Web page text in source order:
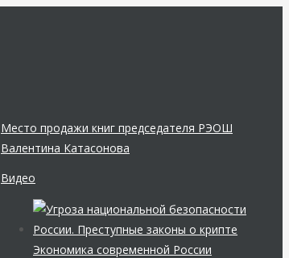
Место продажи книг председателя РЭОШ
Валентина Катасонова
Видео
Экономика современной России